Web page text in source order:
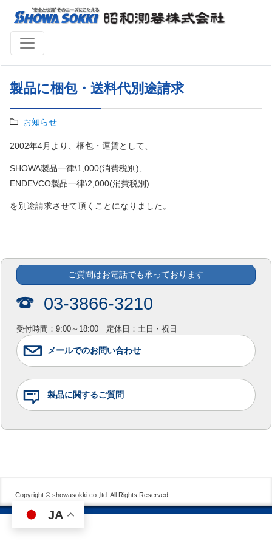
製品に梱包・送料代別途請求
お知らせ
2002年4月より、梱包・運賃として、
SHOWA製品一律\1,000(消費税別)、
ENDEVCO製品一律\2,000(消費税別)
を別途請求させて頂くことになりました。
ご質問はお電話でも承っております
03-3866-3210
受付時間：9:00～18:00 定休日：土日・祝日
メールでのお問い合わせ
製品に関するご質問
Copyright © showasokki co.,ltd. All Rights Reserved.
JA